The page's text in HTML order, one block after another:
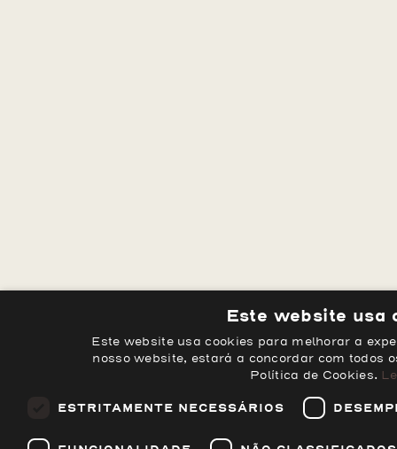
Este website usa
Este website usa cookies para melhorar a
nosso website, estará a concordar com todos
Política de Cookies.
ESTRITAMENTE NECESSÁRIOS